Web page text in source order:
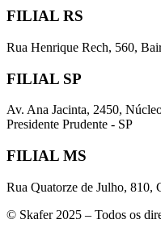
FILIAL RS
Rua Henrique Rech, 560,
FILIAL SP
Av. Ana Jacinta, 2450,
Presidente Prudente - SP
FILIAL MS
Rua Quatorze de Julho, 810,
© Skafer 2025 – Todos os